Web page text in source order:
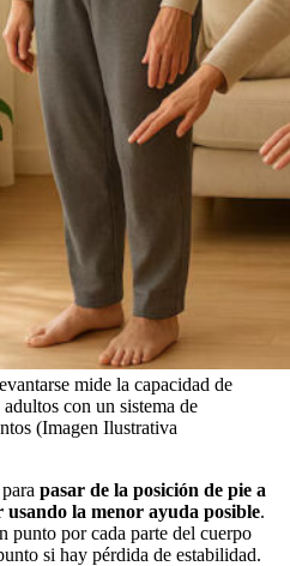
mide la capacidad de
con un sistema de
(Imagen Ilustrativa
pasar de la posición de pie a
usando la menor ayuda posible.
punto por cada parte del cuerpo
si hay pérdida de estabilidad.